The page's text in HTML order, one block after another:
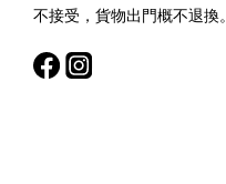
不接受，貨物出門概不退換。